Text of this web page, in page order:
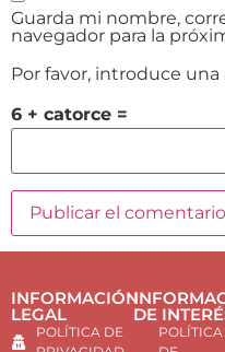
Guarda mi nombre,
navegador para la
Por favor, introduce
6 + catorce =
INFORMACIÓN
LEGAL
POLÍTICA DE
DE
POLÍTICA